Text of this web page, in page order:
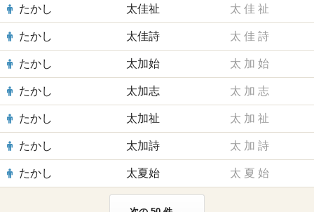
たかし 太佳祉 太 佳 祉
たかし 太佳詩 太 佳 詩
たかし 太加始 太 加 始
たかし 太加志 太 加 志
たかし 太加祉 太 加 祉
たかし 太加詩 太 加 詩
たかし 太夏始 太 夏 始